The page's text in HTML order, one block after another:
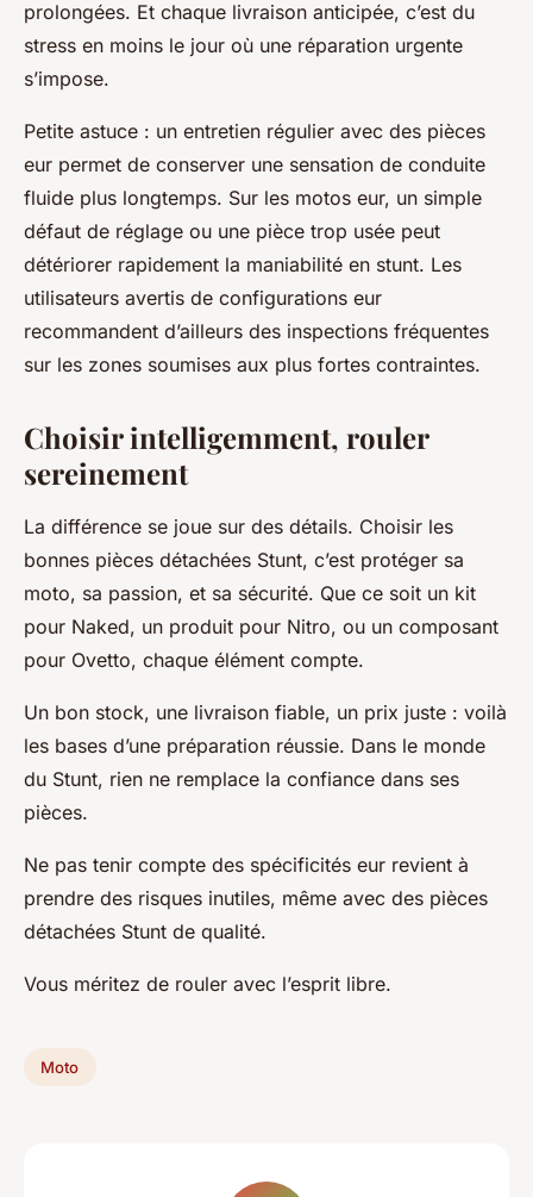
prolongées. Et chaque livraison anticipée, c’est du
stress en moins le jour où une réparation urgente
s’impose.
Petite astuce : un entretien régulier avec des pièces
eur permet de conserver une sensation de conduite
fluide plus longtemps. Sur les motos eur, un simple
défaut de réglage ou une pièce trop usée peut
détériorer rapidement la maniabilité en stunt. Les
utilisateurs avertis de configurations eur
recommandent d’ailleurs des inspections fréquentes
sur les zones soumises aux plus fortes contraintes.
Choisir intelligemment, rouler
sereinement
La différence se joue sur des détails. Choisir les
bonnes pièces détachées Stunt, c’est protéger sa
moto, sa passion, et sa sécurité. Que ce soit un kit
pour Naked, un produit pour Nitro, ou un composant
pour Ovetto, chaque élément compte.
Un bon stock, une livraison fiable, un prix juste : voilà
les bases d’une préparation réussie. Dans le monde
du Stunt, rien ne remplace la confiance dans ses
pièces.
Ne pas tenir compte des spécificités eur revient à
prendre des risques inutiles, même avec des pièces
détachées Stunt de qualité.
Vous méritez de rouler avec l’esprit libre.
Moto